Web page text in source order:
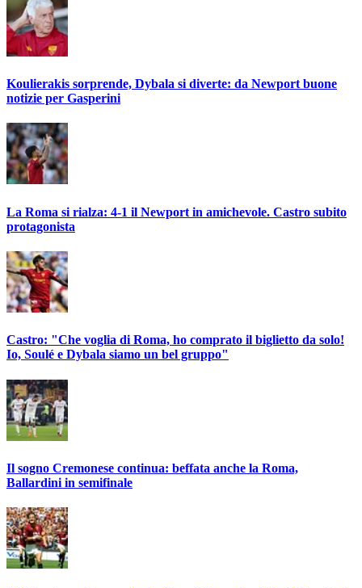
Koulierakis sorprende, Dybala si diverte: da Newport buone
notizie per Gasperini
La Roma si rialza: 4-1 il Newport in amichevole. Castro subito
protagonista
Castro: "Che voglia di Roma, ho comprato il biglietto da solo!
Io, Soulé e Dybala siamo un bel gruppo"
Il sogno Cremonese continua: beffata anche la Roma,
Ballardini in semifinale